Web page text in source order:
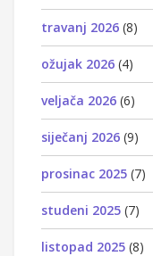
travanj 2026 (8)
ožujak 2026 (4)
veljača 2026 (6)
siječanj 2026 (9)
prosinac 2025 (7)
studeni 2025 (7)
listopad 2025 (8)